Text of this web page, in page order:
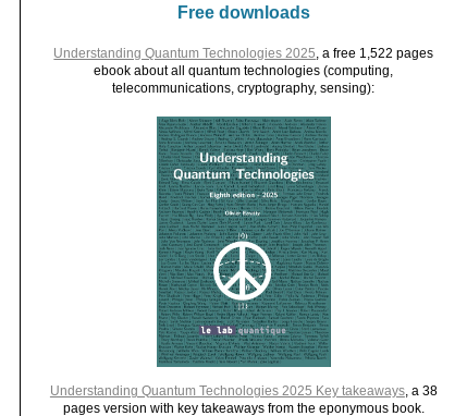
Free downloads
Understanding Quantum Technologies 2025 , a free 1,522 pages
ebook about all quantum technologies (computing,
telecommunications, cryptography, sensing):
Understanding Quantum Technologies 2025 Key takeaways, a 38
pages version with key takeaways from the eponymous book.